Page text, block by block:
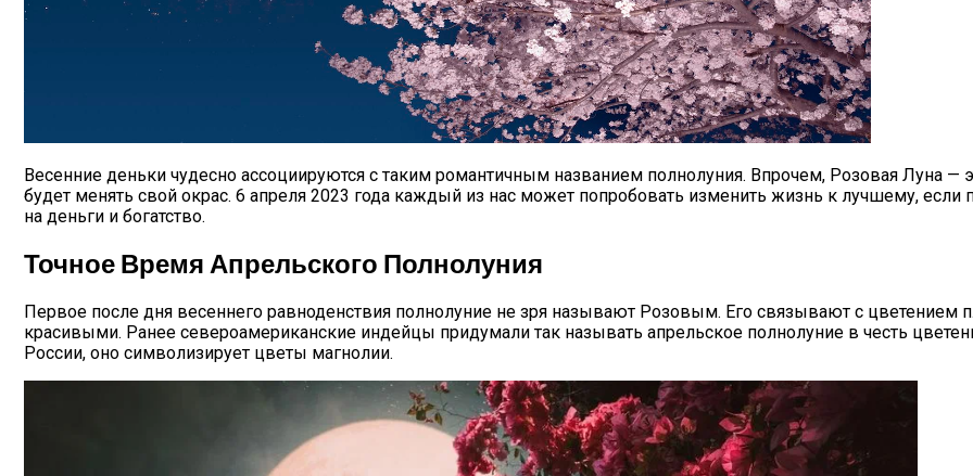
Дебютировал Крупный Кроссовер Mazda CX-90: Неужели Только Для США?
Карта Таро Недели: Что Нас Ждет С 11 По 17 Сентября 2023 Года
Весенние деньки чудесно ассоциируются с таким романтичным названием полнолуния. Впрочем, Розовая Луна —
будет менять свой окрас. 6 апреля 2023 года каждый из нас может попробовать изменить жизнь к лучшему,
на деньги и богатство.
Точное Время Апрельского Полнолуния
Первое после дня весеннего равноденствия полнолуние не зря называют Розовым. Его связывают с
красивыми. Ранее североамериканские индейцы придумали так называть апрельское полнолуние в честь
России, оно символизирует цветы магнолии.